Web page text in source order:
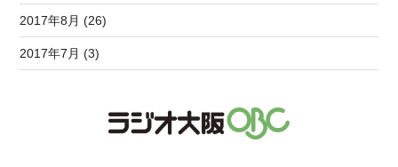
2017年8月 (26)
2017年7月 (3)